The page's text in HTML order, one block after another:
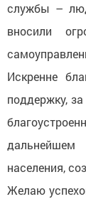
службы –
вносили
Искренне
поддержку,
населения,
Желаю